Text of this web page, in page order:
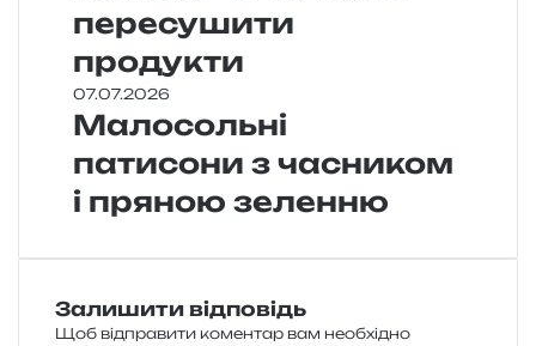
пересушити
продукти
07.07.2026
Малосольні
патисони з часником
і пряною зеленню
Залишити відповідь
Щоб відправити коментар вам необхідно